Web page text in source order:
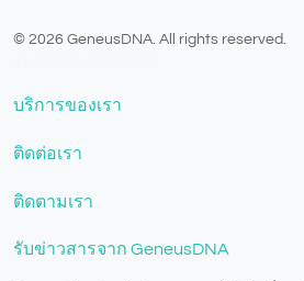
© 2026 GeneusDNA. All rights reserved.
บริการของเรา
ติดต่อเรา
ติดตามเรา
รับข่าวสารจาก GeneusDNA